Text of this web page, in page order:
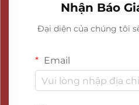
Nhận Báo
Đại diện của chúng tôi
Email